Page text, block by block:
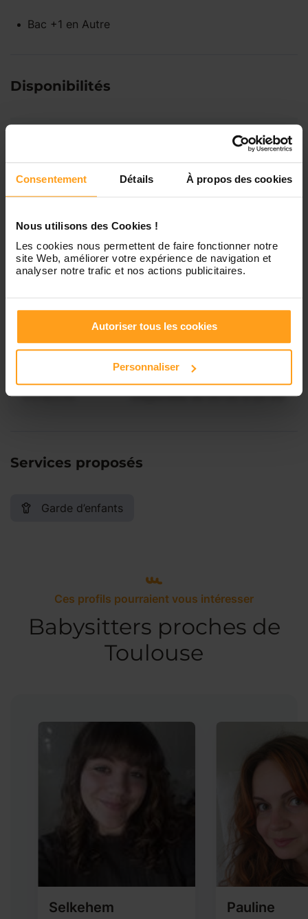
Consentement Détails À propos des cookies
Nous utilisons des Cookies !
Les cookies nous permettent de faire fonctionner notre
site Web, améliorer votre expérience de navigation et
analyser notre trafic et nos actions publicitaires.
Autoriser tous les cookies
Personnaliser
Bac +1 en Autre
Disponibilités
Indisponible
Mardi Disponible de 00:00 à 00:00
Mercredi Disponible de 00:00 à 00:30
Jeudi Disponible de 00:00 à 00:00
Vendredi Disponible de 00:00 à 00:00
Samedi Disponible de 00:00 à 00:00
Dimanche Disponible de 00:00 à 00:00
Vous souhaitez connaître les
disponibilités de Morgane ?
Services proposés
Garde d’enfants
Ces profils pourraient vous intéresser
Babysitters proches de
Toulouse
Selkehem Pauline